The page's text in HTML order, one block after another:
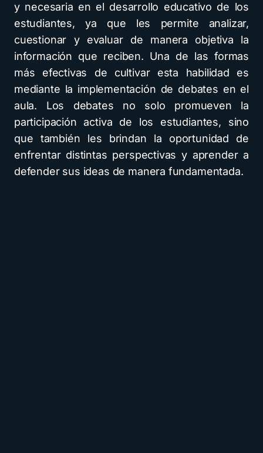
y necesaria en el desarrollo educativo de los
estudiantes, ya que les permite analizar,
cuestionar y evaluar de manera objetiva la
información que reciben. Una de las formas
más efectivas de cultivar esta habilidad es
mediante la implementación de debates en el
aula. Los debates no solo promueven la
participación activa de los estudiantes, sino
que también les brindan la oportunidad de
enfrentar distintas perspectivas y aprender a
defender sus ideas de manera fundamentada.